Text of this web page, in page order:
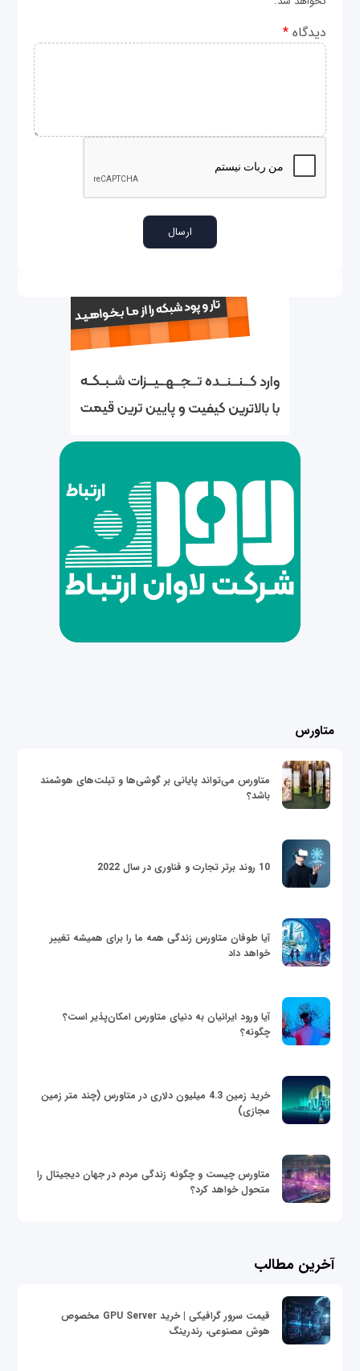
دیدگاه*
متاورس
متاورس می‌تواند پایانی بر گوشی‌ها و تبلت‌های هوشمند
باشد؟
10 روند برتر تجارت و فناوری در سال 2022
آیا طوفان متاورس زندگی همه ما را برای همیشه تغییر
خواهد داد
آیا ورود ایرانیان به دنیای متاورس امکان‌پذیر است؟
چگونه؟
خرید زمین 4.3 میلیون دلاری در متاورس (چند متر زمین
مجازی)
متاورس چیست و چگونه زندگی مردم در جهان دیجیتال را
متحول خواهد کرد؟
آخرین مطالب
قیمت سرور گرافیکی | خرید GPU Server مخصوص
هوش مصنوعی، رندرینگ